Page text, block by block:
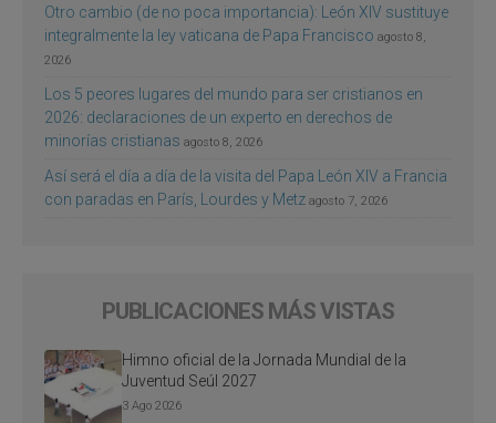
Otro cambio (de no poca importancia): León XIV sustituye
integralmente la ley vaticana de Papa Francisco agosto 8,
2026
Los 5 peores lugares del mundo para ser cristianos en
2026: declaraciones de un experto en derechos de
minorías cristianas agosto 8, 2026
Así será el día a día de la visita del Papa León XIV a Francia
con paradas en París, Lourdes y Metz agosto 7, 2026
PUBLICACIONES MÁS VISTAS
Himno oficial de la Jornada Mundial de la
Juventud Seúl 2027
3 Ago 2026